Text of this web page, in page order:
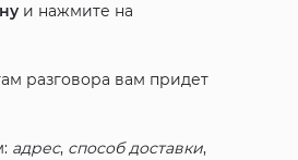
и нажмите на
разговора вам придет
адрес, способ доставки,